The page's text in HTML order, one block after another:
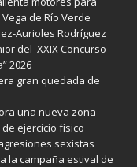
de Río Verde
Aurioles Rodríguez
del XXIX Concurso
2026
gran quedada de
una nueva zona
ejercicio físico
sexistas
la campaña estival de